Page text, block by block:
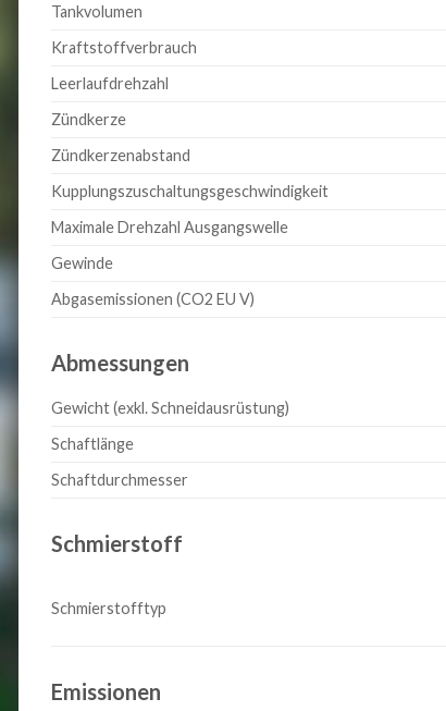
Tankvolumen
Kraftstoffverbrauch
Leerlaufdrehzahl
Zündkerze
Zündkerzenabstand
Kupplungszuschaltungsgeschwindigkeit
Maximale Drehzahl Ausgangswelle
Gewinde
Abgasemissionen (CO2 EU V)
Abmessungen
Gewicht (exkl. Schneidausrüstung)
Schaftlänge
Schaftdurchmesser
Schmierstoff
Schmierstofftyp
Emissionen